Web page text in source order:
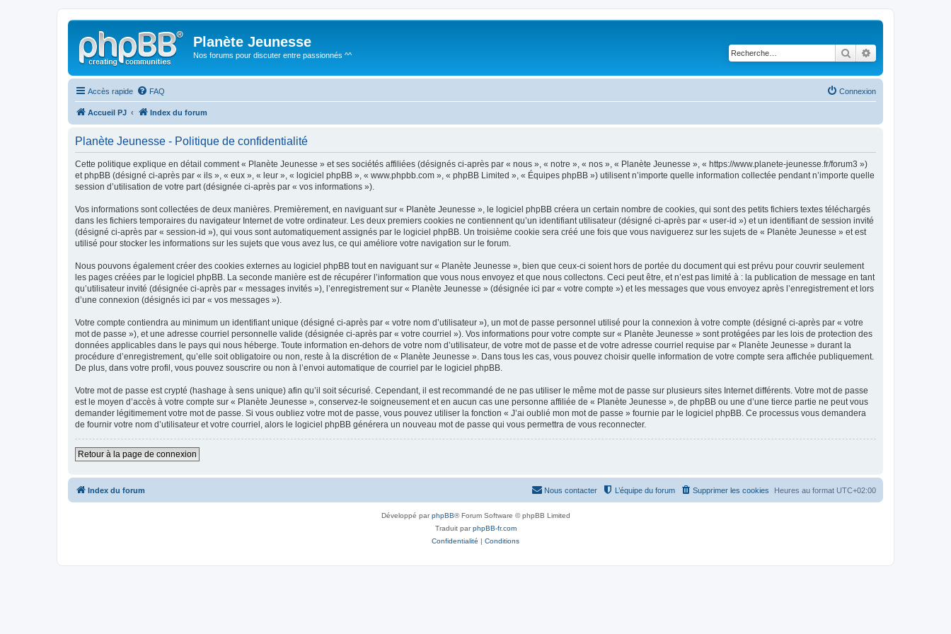
Planète Jeunesse
Nos forums pour discuter entre passionnés ^^ Rechercher
Accès rapide FAQ Connexion
Accueil PJ Index du forum
Planète Jeunesse - Politique de confidentialité
Cette politique explique en détail comment « Planète Jeunesse » et ses sociétés affiliées (désignés ci-après par « nous », « notre », « nos », « Planète Jeunesse », « https://www.planete-jeunesse.fr/forum3 »)
et phpBB (désigné ci-après par « ils », « eux », « leur », « logiciel phpBB », « www.phpbb.com », « phpBB Limited », « Équipes phpBB ») utilisent n’importe quelle information collectée pendant n’importe quelle
session d’utilisation de votre part (désignée ci-après par « vos informations »).
Vos informations sont collectées de deux manières. Premièrement, en naviguant sur « Planète Jeunesse », le logiciel phpBB créera un certain nombre de cookies, qui sont des petits fichiers textes téléchargés
dans les fichiers temporaires du navigateur Internet de votre ordinateur. Les deux premiers cookies ne contiennent qu’un identifiant utilisateur (désigné ci-après par « user-id ») et un identifiant de session invité
(désigné ci-après par « session-id »), qui vous sont automatiquement assignés par le logiciel phpBB. Un troisième cookie sera créé une fois que vous naviguerez sur les sujets de « Planète Jeunesse » et est
utilisé pour stocker les informations sur les sujets que vous avez lus, ce qui améliore votre navigation sur le forum.
Nous pouvons également créer des cookies externes au logiciel phpBB tout en naviguant sur « Planète Jeunesse », bien que ceux-ci soient hors de portée du document qui est prévu pour couvrir seulement
les pages créées par le logiciel phpBB. La seconde manière est de récupérer l’information que vous nous envoyez et que nous collectons. Ceci peut être, et n’est pas limité à : la publication de message en tant
qu’utilisateur invité (désignée ci-après par « messages invités »), l’enregistrement sur « Planète Jeunesse » (désignée ici par « votre compte ») et les messages que vous envoyez après l’enregistrement et lors
d’une connexion (désignés ici par « vos messages »).
Votre compte contiendra au minimum un identifiant unique (désigné ci-après par « votre nom d’utilisateur »), un mot de passe personnel utilisé pour la connexion à votre compte (désigné ci-après par « votre
mot de passe »), et une adresse courriel personnelle valide (désignée ci-après par « votre courriel »). Vos informations pour votre compte sur « Planète Jeunesse » sont protégées par les lois de protection des
données applicables dans le pays qui nous héberge. Toute information en-dehors de votre nom d’utilisateur, de votre mot de passe et de votre adresse courriel requise par « Planète Jeunesse » durant la
procédure d’enregistrement, qu’elle soit obligatoire ou non, reste à la discrétion de « Planète Jeunesse ». Dans tous les cas, vous pouvez choisir quelle information de votre compte sera affichée publiquement.
De plus, dans votre profil, vous pouvez souscrire ou non à l’envoi automatique de courriel par le logiciel phpBB.
Votre mot de passe est crypté (hashage à sens unique) afin qu’il soit sécurisé. Cependant, il est recommandé de ne pas utiliser le même mot de passe sur plusieurs sites Internet différents. Votre mot de passe
est le moyen d’accès à votre compte sur « Planète Jeunesse », conservez-le soigneusement et en aucun cas une personne affiliée de « Planète Jeunesse », de phpBB ou une d’une tierce partie ne peut vous
demander légitimement votre mot de passe. Si vous oubliez votre mot de passe, vous pouvez utiliser la fonction « J’ai oublié mon mot de passe » fournie par le logiciel phpBB. Ce processus vous demandera
de fournir votre nom d’utilisateur et votre courriel, alors le logiciel phpBB générera un nouveau mot de passe qui vous permettra de vous reconnecter.
Retour à la page de connexion
Index du forum Heures au format UTC+02:00
Supprimer les cookies
L’équipe du forum
Nous contacter
Développé parphpBB® Forum Software © phpBB Limited
Traduit parphpBB-fr.com
Confidentialité | Conditions